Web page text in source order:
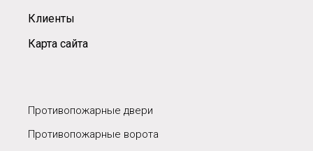
Клиенты
Карта сайта
Противопожарные двери
Противопожарные ворота